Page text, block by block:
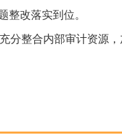
整改落实到位。
分整合内部审计资源